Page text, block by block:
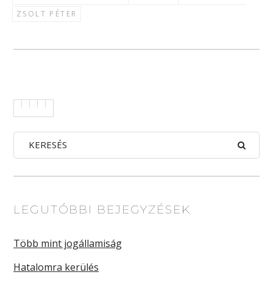
ZSOLT PÉTER
LEGUTÓBBI BEJEGYZÉSEK
Több mint jogállamiság
Hatalomra kerülés